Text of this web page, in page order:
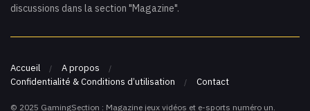
discussions dans la section "Magazine".
Accueil
A propos
Confidentialité & Conditions d’utilisation
Contact
© 2025 GamingSection : Magazine jeux vidéos et e-sports numéro un.